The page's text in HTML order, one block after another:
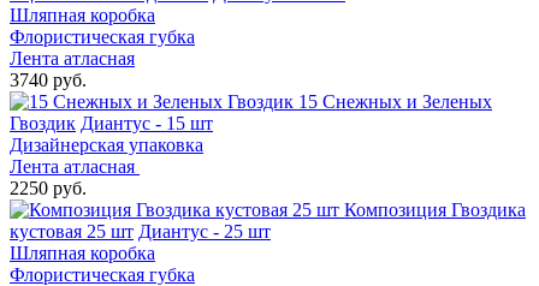
Шляпная коробка
Флористическая губка
Лента атласная
3740 руб.
15 Снежных и Зеленых
Гвоздик Диантус - 15 шт
Дизайнерская упаковка
Лента атласная
2250 руб.
Композиция Гвоздика
кустовая 25 шт Диантус - 25 шт
Шляпная коробка
Флористическая губка